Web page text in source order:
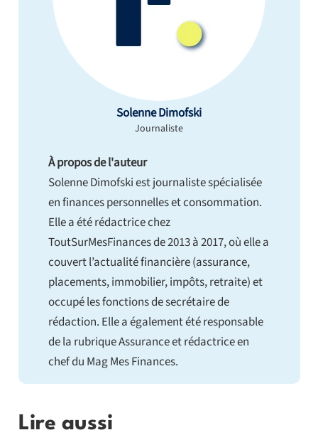
Solenne Dimofski
Journaliste
À propos de l'auteur
Solenne Dimofski est journaliste spécialisée
en finances personnelles et consommation.
Elle a été rédactrice chez
ToutSurMesFinances de 2013 à 2017, où elle a
couvert l’actualité financière (assurance,
placements, immobilier, impôts, retraite) et
occupé les fonctions de secrétaire de
rédaction. Elle a également été responsable
de la rubrique Assurance et rédactrice en
chef du Mag Mes Finances.
Lire aussi